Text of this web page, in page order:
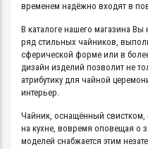
временем надёжно входят в
В каталоге нашего магазина
ряд стильных чайников,
сферической форме или в
дизайн изделий позволит не
атрибутику для чайной
интерьер.
Чайник, оснащённый
на кухне, вовремя оповещая о
моделей снабжается этим